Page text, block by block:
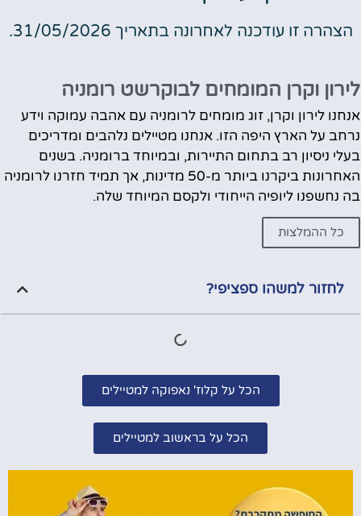
הצהרה זו עודכנה לאחרונה בתאריך 31/05/2026.
לירון וקרן המומחים לבוקרשט רומניה
אנחנו לירון וקרן, זוג מומחים לרומניה עם אהבה עמוקה וידע
נרחב על הארץ היפה הזו. אנחנו מטיילים נלהבים ומדריכים
בעלי ניסיון רב בתחום התיירות, ובמיוחד ברומניה. בשנים
האחרונות ביקרנו ביותר מ-50 מדינות, אך תמיד חזרנו לרומניה
בה נחשפנו ליופיה הייחודי ולקסם המיוחד שלה.
כל ההמלצות
לחזור למשהו ספציפי?
הכל על קלוז' נאפוקה למטיילים
הכל על בראשוב למטיילים